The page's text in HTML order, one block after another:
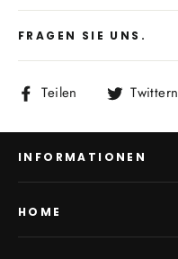
FRAGEN SIE UNS.
Teilen
Auf
Twittern
INFORMATIONEN
HOME